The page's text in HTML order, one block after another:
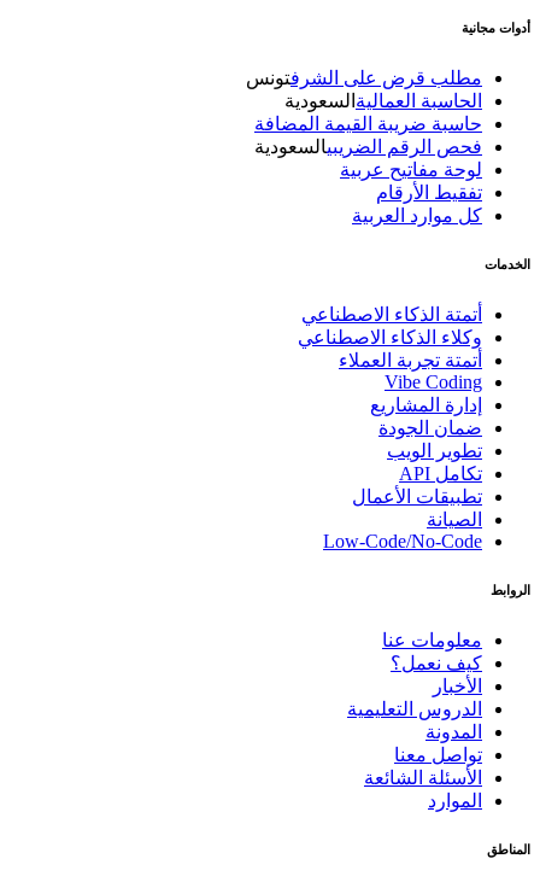
أدوات مجانية
مطلب قرض على الشرف تونس
الحاسبة العماليةالسعودية
حاسبة ضريبة القيمة المضافة
فحص الرقم الضريبيالسعودية
لوحة مفاتيح عربية
تفقيط الأرقام
كل موارد العربية
الخدمات
أتمتة الذكاء الاصطناعي
وكلاء الذكاء الاصطناعي
أتمتة تجربة العملاء
Vibe Coding
إدارة المشاريع
ضمان الجودة
تطوير الويب
تكامل API
تطبيقات الأعمال
الصيانة
Low-Code/No-Code
الروابط
معلومات عنا
كيف نعمل؟
الأخبار
الدروس التعليمية
المدونة
تواصل معنا
الأسئلة الشائعة
الموارد
المناطق